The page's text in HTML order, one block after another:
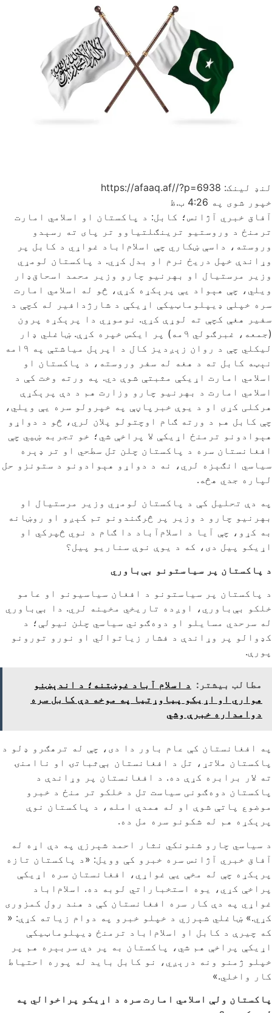
لنډ لینک: https://afaaq.af//?p=6938
خپور شوی په 4:26 ب.ظ
آفاق خبري آژانس؛ کابل: د پاکستان او اسلامي امارت
ترمنځ د وروستیو ترینګلتیاوو تر پای ته رسېدو
وروسته، داسې ښکاري چې اسلام‌اباد غواړي د کابل پر
وړاندې خپل دریځ نرم او بدل کړي. د پاکستان لومړي
وزیر مرستیال او بهرنیو چارو وزیر محمد اسحاق‌ډار
ویلي، چې هېواد یې پرېکړه کړې، څو له اسلامي امارت
سره خپلې ډیپلوماټیکې اړیکې د شارژدافیر له کچې د
سفیر هغې کچې ته لوړې کړي. نوموړي دا پرېکړه پرون
(جمعه، غبرګولي ۹مه) پر ایکس خپره کړې. ښاغلي ډار
لیکلي چې د روان زېږدیز کال د اپرېل میاشتې په ۱۹مه
نېټه کابل ته د هغه له سفر وروسته، د پاکستان او
اسلامي امارت اړیکې مثبتې شوې دي. په ورته وخت کې د
اسلامي امارت د بهرنیو چارو وزارت هم د دې پرېکړې
هرکلی کړی او د یوې خبرپاڼې په خپرولو سره یې ویلي،
چې کابل هم د ورته ګام اوچتولو پلان لري، څو د دواړو
هېوادونو ترمنځ اړیکې لا پراخې شي؛ خو تجربه ښيي چې
افغانستان سره د پاکستان چلن تل سطحي او تر ډېره
سیاسي انګېزه لري، نه د دواړو هېوادونو د ستونزو حل
لپاره جدي هڅه.
په دې تحلیل کې د پاکستان لومړي وزیر مرستیال او
بهرنیو چارو د وزیر پر څرګندونو تم کېږو او روښانه
به کړو، چې آیا د اسلام‌آباد دا ګام د نوي څپرکي او
اړیکو پیل دی، که د یوې نوې سناریو پیل؟
د پاکستان پر سیاستونو بې‌باوري
د پاکستان پر سیاستونو د افغان سیاسیونو او عامو
خلکو بې‌باوري، اوږده تاریخي مخینه لري. دا بې‌باوري
له سرحدي مسایلو او دوه‌ګوني سیاسي چلن نیولې؛ د
کډوالو پر وړاندې د فشار زیاتوالي او نورو تورونو
پورې.
مطالب بیشتر: د اسلام آباد غوښتنه؛ د اندېښنو
هواري او اړیکو پیاوړتیا په موخه دې کابل سره
دوامداره خبرې وشي
په افغانستان کې عام باور دا دی، چې له ترهګرو ډلو د
پاکستان ملاتړ، تل د افغانستان بې‌ثباتۍ او ناامنۍ
ته لار برابره کړې ده. د افغانستان پر وړاندې د
پاکستان دوه‌ګونی سیاست تل د خلکو تر منځ د خبرو
موضوع پاتې شوې او له همدې امله، د پاکستان نوې
پرېکړه هم له شکونو سره مل ده.
د سیاسي چارو شنونکي نثار احمد شېرزي په دې اړه له
آفاق خبري آژانس سره خبرو کې وویل: «د پاکستان تازه
پرېکړه چې له مخې یې غواړي، افغانستان سره اړیکې
پراخې کړي، یوه استخباراتي لوبه ده. اسلام‌اباد
غواړي په دې کار سره افغانستان کې د هند رول کمزوری
کړي.» ښاغلي شېرزي د خپلو خبرو په دوام زیاته کړې: «
که چیرې د کابل او اسلام‌اباد ترمنځ ډیپلوماټیکې
اړیکې پراخې هم شي، پاکستان به پر دې سربېره هم پر
خپلو ژمنو ونه درېږي، نو کابل باید له پوره احتیاط
کار واخلي.»
پاکستان ولې اسلامي امارت سره د اړیکو پراخوالي په